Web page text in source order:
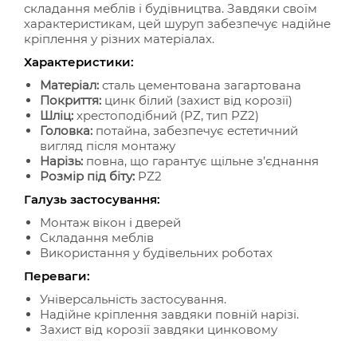
складання меблів і будівництва. Завдяки своїм
характеристикам, цей шуруп забезпечує надійне
кріплення у різних матеріалах.
Характеристики:
Матеріал: сталь цементована загартована
Покриття: цинк білий (захист від корозії)
Шліц: хрестоподібний (PZ, тип PZ2)
Головка: потайна, забезпечує естетичний
вигляд після монтажу
Нарізь: повна, що гарантує щільне з’єднання
Розмір під біту: PZ2
Галузь застосування:
Монтаж вікон і дверей
Складання меблів
Використання у будівельних роботах
Переваги:
Універсальність застосування.
Надійне кріплення завдяки повній нарізі.
Захист від корозії завдяки цинковому